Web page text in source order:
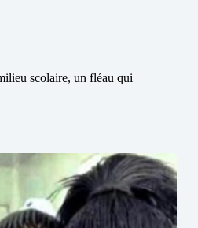
scolaire, un fléau qui